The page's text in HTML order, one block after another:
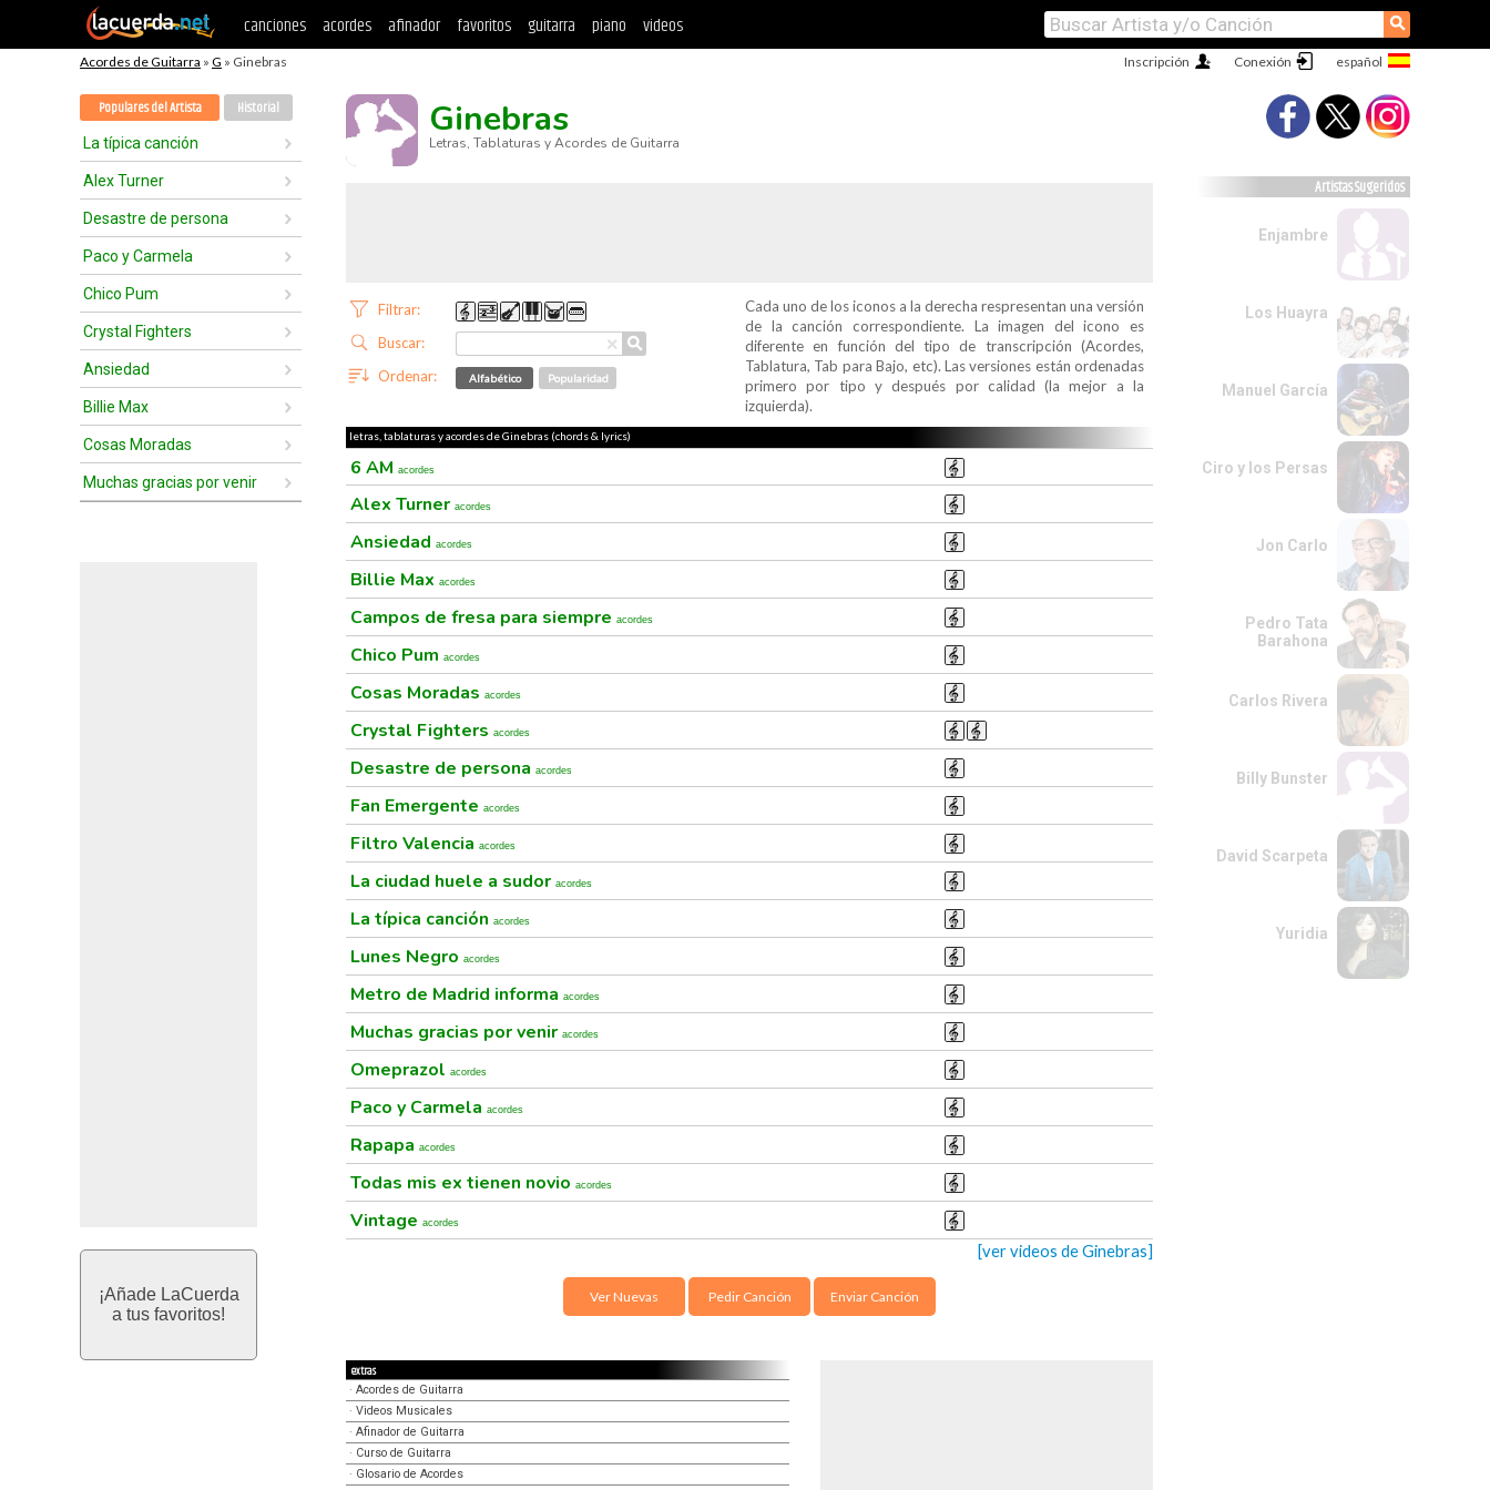
canciones acordes afinador favoritos guitarra piano videos ⚲
Acordes de Guitarra » G » Ginebras Conexión
Inscripción
Populares del Artista Historial
La típica canción
Alex Turner
Desastre de persona
Paco y Carmela
Chico Pum
Crystal Fighters
Ansiedad
Billie Max
Cosas Moradas
Muchas gracias por venir
¡Añade LaCuerda
a tus favoritos!
Ginebras
Letras, Tablaturas y Acordes de Guitarra
Filtrar:
×
Buscar: ⚲
Ordenar: Alfabético Popularidad
Cada uno de los iconos a la derecha respresentan una versión
de la canción correspondiente. La imagen del icono es
diferente en función del tipo de transcripción (Acordes,
Tablatura, Tab para Bajo, etc). Las versiones están ordenadas
primero por tipo y después por calidad (la mejor a la
izquierda).
letras, tablaturas y acordes de Ginebras (chords & lyrics)
6 AM acordes
Alex Turner acordes
Ansiedad acordes
Billie Max acordes
Campos de fresa para siempre acordes
Chico Pum acordes
Cosas Moradas acordes
Crystal Fighters acordes
Desastre de persona acordes
Fan Emergente acordes
Filtro Valencia acordes
La ciudad huele a sudor acordes
La típica canción acordes
Lunes Negro acordes
Metro de Madrid informa acordes
Muchas gracias por venir acordes
Omeprazol acordes
Paco y Carmela acordes
Rapapa acordes
Todas mis ex tienen novio acordes
Vintage acordes
[ver videos de Ginebras]
Ver Nuevas Pedir Canción Enviar Canción
extras
· Acordes de Guitarra
· Videos Musicales
· Afinador de Guitarra
· Curso de Guitarra
· Glosario de Acordes
Artistas Sugeridos
Enjambre
Los Huayra
Manuel García
Ciro y los Persas
Jon Carlo
Pedro Tata
Barahona
Carlos Rivera
Billy Bunster
David Scarpeta
Yuridia